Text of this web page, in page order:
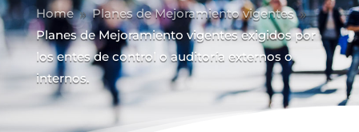
Home 9 Planes de Mejoramiento vigentes 9
Planes de Mejoramiento vigentes exigidos por
los entes de control o auditoría externos o
internos.